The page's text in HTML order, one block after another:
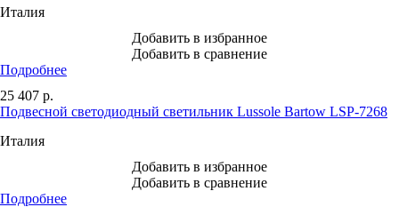
Италия
Добавить в избранное
Добавить в сравнение
Подробнее
25 407 р.
Подвесной светодиодный светильник Lussole Bartow LSP-7268
Италия
Добавить в избранное
Добавить в сравнение
Подробнее